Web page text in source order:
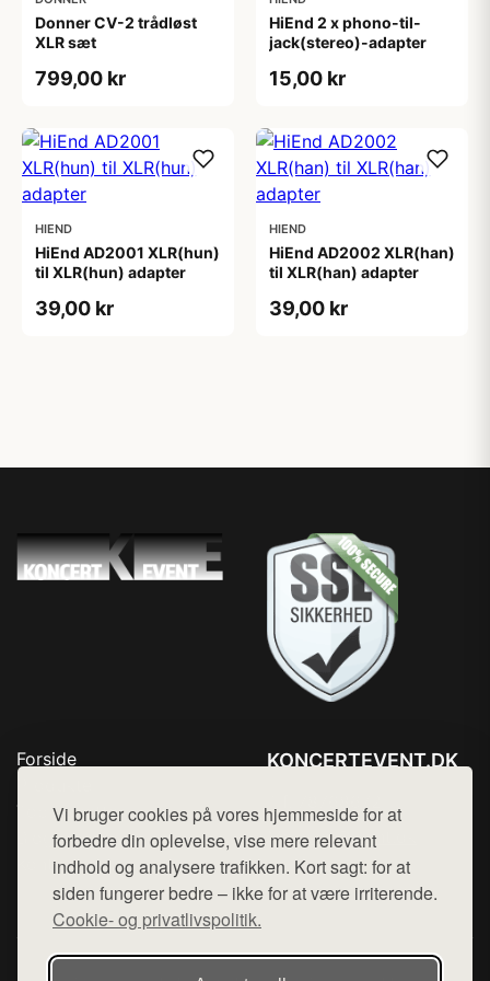
Vi bruger cookies på vores hjemmeside for at
forbedre din oplevelse, vise mere relevant
indhold og analysere trafikken. Kort sagt: for at
siden fungerer bedre – ikke for at være irriterende.
Cookie- og privatlivspolitik.
Donner CV-2 trådløst
XLR sæt
799,00 kr
HiEnd 2 x phono-til-
jack(stereo)-adapter
15,00 kr
HIEND
HiEnd AD2001 XLR(hun)
til XLR(hun) adapter
39,00 kr
HIEND
HiEnd AD2002 XLR(han)
til XLR(han) adapter
39,00 kr
Forside
Top Rabatter
Blog
Kontakt
KONCERTEVENT.DK
Mail: hej@want.dk
Cookie- og privatlivspolitik